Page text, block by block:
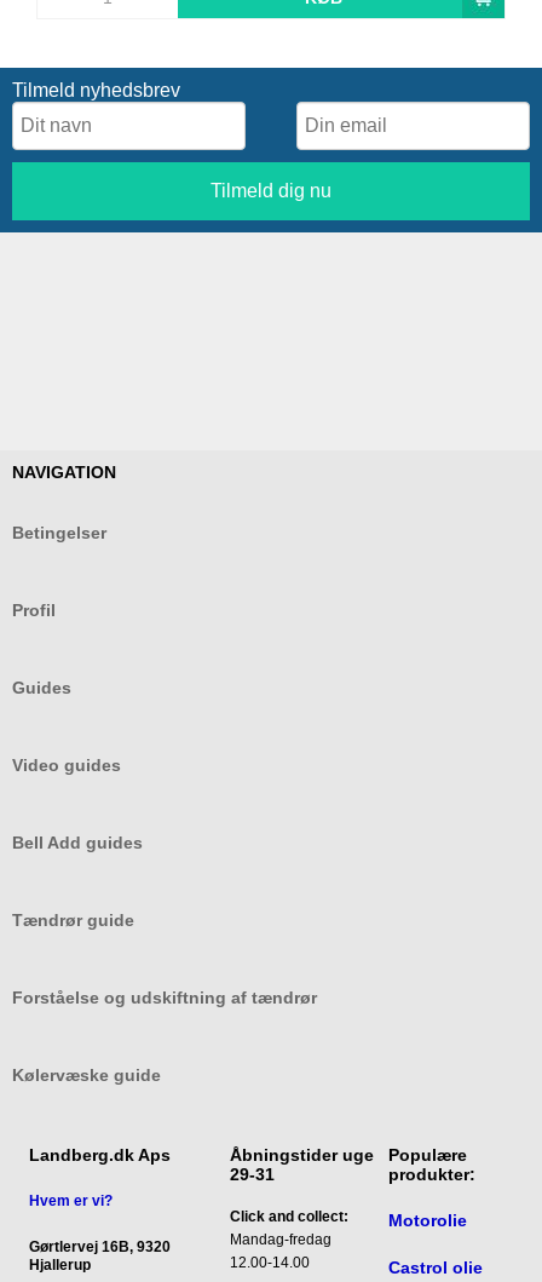
Tilmeld nyhedsbrev
NAVIGATION
Betingelser
Profil
Guides
Video guides
Bell Add guides
Tændrør guide
Forståelse og udskiftning af tændrør
Kølervæske guide
Landberg.dk Aps
Hvem er vi?
Gørtlervej 16B, 9320
Hjallerup
Åbningstider uge
29-31
Click and collect:
Mandag-fredag
12.00-14.00
Populære
produkter:
Motorolie
Castrol olie